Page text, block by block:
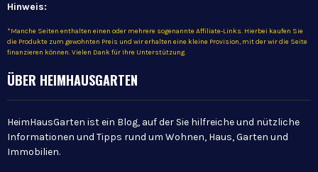
Hinweis:
*Manche Seiten enthalten einen oder mehrere sogenannte Affiliate-Links. Hierbei kaufen Sie
die Produkte zum gewohnten Preis und wir erhalten eine kleine Provision, mit der wir die Seite
finanzieren können. Vielen Dank für Ihre Unterstützung.
ÜBER HEIMHAUSGARTEN
HeimHausGarten ist ein Blog, auf der Sie hilfreiche und nützliche
Informationen und Tipps rund um Wohnen, Haus, Garten und
Immobilien.